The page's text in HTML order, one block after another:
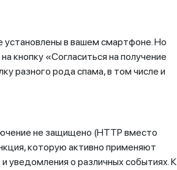
установлены в вашем смартфоне. Но
кнопку «Согласиться на получение
разного рода спама, в том числе и
не защищено (HTTP вместо
которую активно применяют
уведомления о различных событиях. К